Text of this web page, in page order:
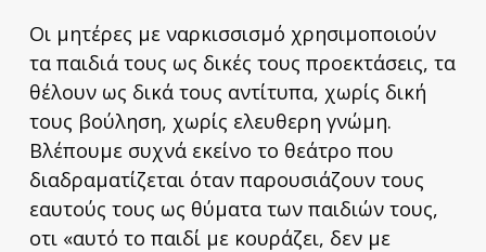
Οι μητέρες με ναρκισσισμό χρησιμοποιούν
τα παιδιά τους ως δικές τους προεκτάσεις, τα
θέλουν ως δικά τους αντίτυπα, χωρίς δική
τους βούληση, χωρίς ελευθερη γνώμη.
Βλέπουμε συχνά εκείνο το θεάτρο που
διαδραματίζεται όταν παρουσιάζουν τους
εαυτούς τους ως θύματα των παιδιών τους,
οτι «αυτό το παιδί με κουράζει, δεν με